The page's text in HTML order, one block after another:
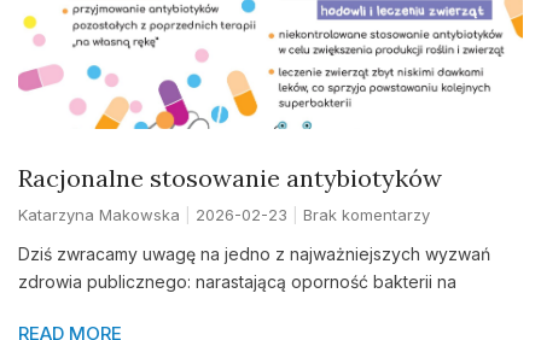
Racjonalne stosowanie antybiotyków
Katarzyna Makowska 2026-02-23 Brak komentarzy
Dziś zwracamy uwagę na jedno z najważniejszych wyzwań
zdrowia publicznego: narastającą oporność bakterii na
READ MORE